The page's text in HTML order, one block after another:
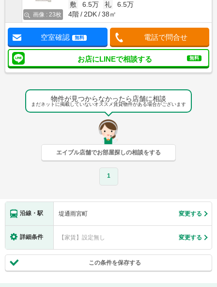
画像 : 23枚
敷
6.5万 礼
6.5万
4階
2DK 38㎡
空室確認 無料 電話で問合せ
お店にLINEで相談する 無料
物件が見つからなかったら店舗に相談
まだネットに掲載していないオススメ賃貸物件がある場合がございます
エイブル店舗でお部屋探しの相談をする
1
沿線・駅 堤通雨宮町 変更する
詳細条件 【家賃】設定無し 変更する
この条件を保存する